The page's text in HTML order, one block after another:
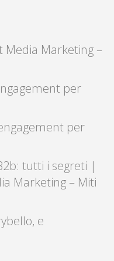
Media Marketing –
per
per
tutti i segreti |
Marketing – Miti
e